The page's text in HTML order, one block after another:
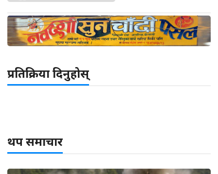
प्रतिक्रिया दिनुहोस्
थप समाचार